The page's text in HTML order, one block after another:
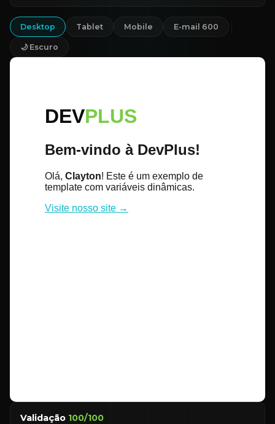
Desktop Tablet Mobile E-mail 600
🌙 Escuro
Validação 100/100